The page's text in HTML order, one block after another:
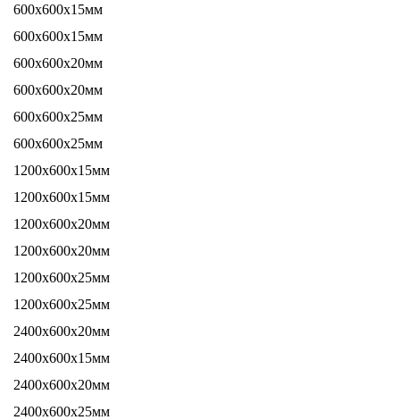
600х600х15мм
600х600х15мм
600х600х20мм
600х600х20мм
600х600х25мм
600х600х25мм
1200х600х15мм
1200х600х15мм
1200х600х20мм
1200х600х20мм
1200х600х25мм
1200х600х25мм
2400х600х20мм
2400х600х15мм
2400х600х20мм
2400х600х25мм